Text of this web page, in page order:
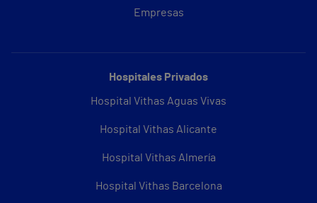
Empresas
Hospitales Privados
Hospital Vithas Aguas Vivas
Hospital Vithas Alicante
Hospital Vithas Almería
Hospital Vithas Barcelona